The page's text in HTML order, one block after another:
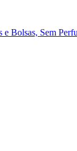
Bolsas, Sem